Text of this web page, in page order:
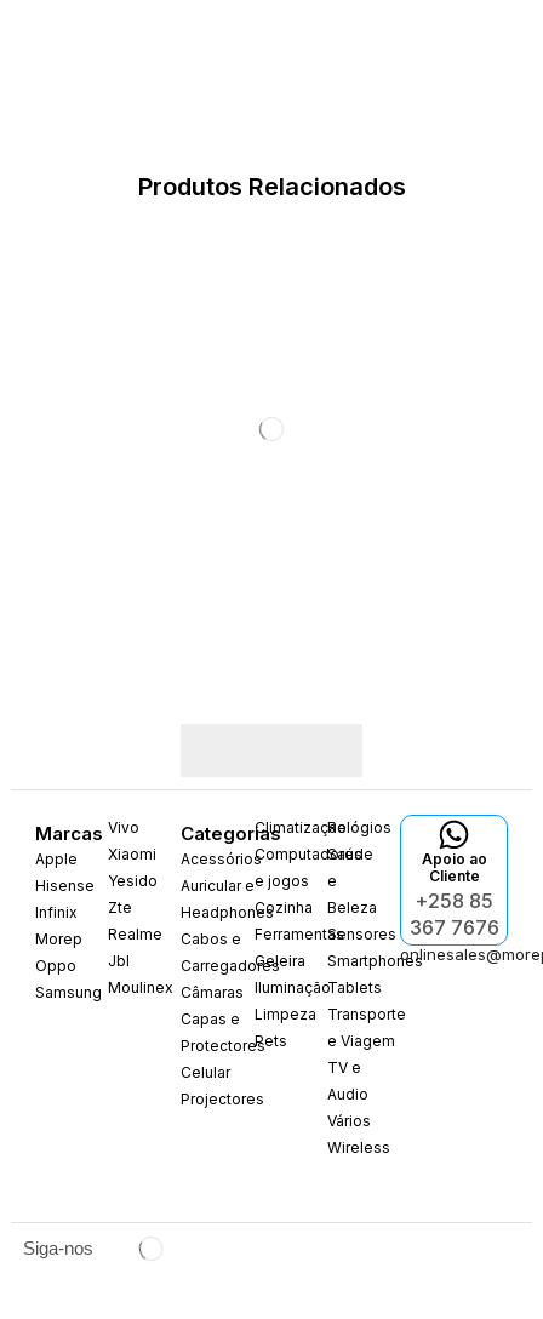
Produtos Relacionados
Marcas
Apple
Hisense
Infinix
Morep
Oppo
Samsung
Vivo
Xiaomi
Yesido
Zte
Realme
Jbl
Moulinex
Categorias
Acessórios
Auricular e
Headphones
Cabos e
Carregadores
Câmaras
Capas e
Protectores
Celular
Projectores
Climatização
Computadores
e jogos
Cozinha
Ferramentas
Geleira
Iluminação
Limpeza
Pets
Relógios
Saúde
e
Beleza
Sensores
Smartphones
Tablets
Transporte
e Viagem
TV e
Audio
Vários
Wireless
Apoio ao
Cliente
+258 85
367 7676
Siga-nos